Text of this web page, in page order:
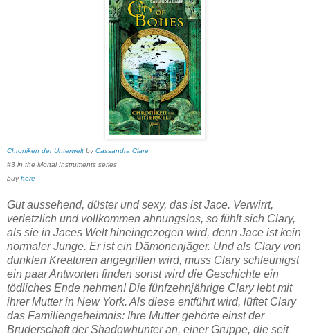
Chroniken der Unterwelt byCassandra Clare
#3 in the Mortal Instruments series
buyhere
Gut aussehend, düster und sexy, das ist Jace. Verwirrt,
verletzlich und vollkommen ahnungslos, so fühlt sich Clary,
als sie in Jaces Welt hineingezogen wird, denn Jace ist kein
normaler Junge. Er ist ein Dämonenjäger. Und als Clary von
dunklen Kreaturen angegriffen wird, muss Clary schleunigst
ein paar Antworten finden sonst wird die Geschichte ein
tödliches Ende nehmen! Die fünfzehnjährige Clary lebt mit
ihrer Mutter in New York. Als diese entführt wird, lüftet Clary
das Familiengeheimnis: Ihre Mutter gehörte einst der
Bruderschaft der Shadowhunter an, einer Gruppe, die seit